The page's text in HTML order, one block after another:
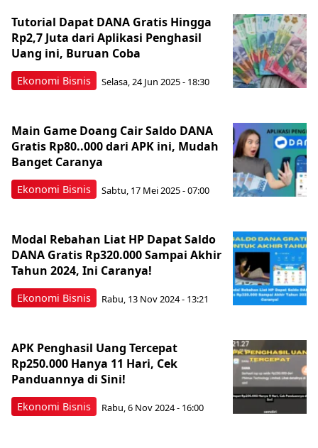
Ekonomi Bisnis
Tutorial Dapat DANA Gratis Hingga
Rp2,7 Juta dari Aplikasi Penghasil
Uang ini, Buruan Coba
Selasa, 24 Jun 2025 - 18:30
Ekonomi Bisnis
Main Game Doang Cair Saldo DANA
Gratis Rp80..000 dari APK ini, Mudah
Banget Caranya
Sabtu, 17 Mei 2025 - 07:00
Ekonomi Bisnis
Modal Rebahan Liat HP Dapat Saldo
DANA Gratis Rp320.000 Sampai Akhir
Tahun 2024, Ini Caranya!
Rabu, 13 Nov 2024 - 13:21
Ekonomi Bisnis
APK Penghasil Uang Tercepat
Rp250.000 Hanya 11 Hari, Cek
Panduannya di Sini!
Rabu, 6 Nov 2024 - 16:00